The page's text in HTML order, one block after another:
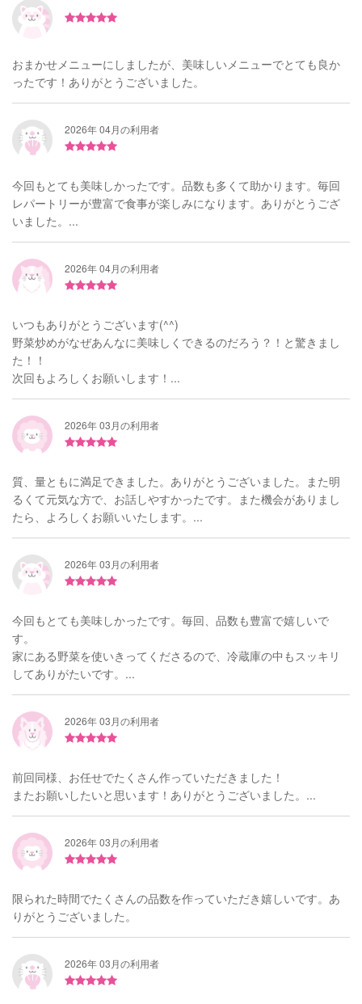
おまかせメニューにしましたが、美味しいメニューでとても良か
ったです！ありがとうございました。
2026年 04月の利用者
今回もとても美味しかったです。品数も多くて助かります。毎回
レパートリーが豊富で食事が楽しみになります。ありがとうござ
いました。...
2026年 04月の利用者
いつもありがとうございます(^^)
野菜炒めがなぜあんなに美味しくできるのだろう？！と驚きまし
た！！
次回もよろしくお願いします！...
2026年 03月の利用者
質、量ともに満足できました。ありがとうございました。また明
るくて元気な方で、お話しやすかったです。また機会がありまし
たら、よろしくお願いいたします。...
2026年 03月の利用者
今回もとても美味しかったです。毎回、品数も豊富で嬉しいで
す。
家にある野菜を使いきってくださるので、冷蔵庫の中もスッキリ
してありがたいです。...
2026年 03月の利用者
前回同様、お任せでたくさん作っていただきました！
またお願いしたいと思います！ありがとうございました。...
2026年 03月の利用者
限られた時間でたくさんの品数を作っていただき嬉しいです。あ
りがとうございました。
2026年 03月の利用者